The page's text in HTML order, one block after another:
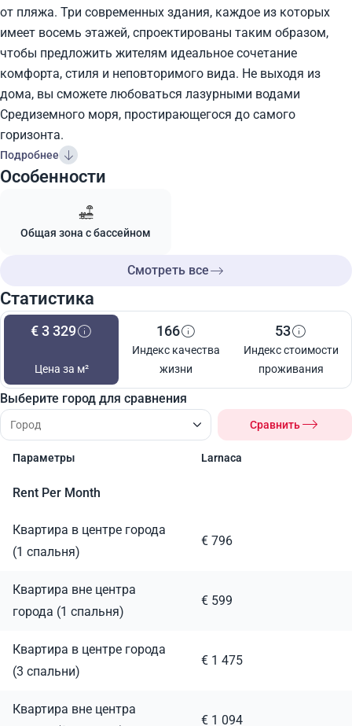
от пляжа. Три современных здания, каждое из которых
имеет восемь этажей, спроектированы таким образом,
чтобы предложить жителям идеальное сочетание
комфорта, стиля и неповторимого вида. Не выходя из
дома, вы сможете любоваться лазурными водами
Средиземного моря, простирающегося до самого
горизонта.
Подробнее
Особенности
Общая зона с бассейном
Смотреть все
Статистика
€ 3 329
Цена за м²
166
Индекс качества
жизни
53
Индекс стоимости
проживания
Выберите город для сравнения
Сравнить
Параметры Larnaca
Rent Per Month
Квартира в центре города
(1 спальня)
€ 796
Квартира вне центра
города (1 спальня)
€ 599
Квартира в центре города
(3 спальни)
€ 1 475
Квартира вне центра
€ 1 094